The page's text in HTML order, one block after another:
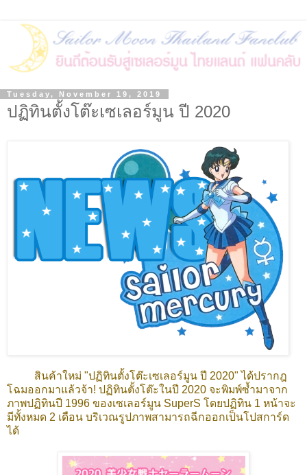
Tuesday, November 19, 2019
ปฏิทินตั้งโต๊ะเซเลอร์มูน ปี 2020
สินค้าใหม่ "ปฏิทินตั้งโต๊ะเซเลอร์มูน ปี 2020" ได้ปรากฎ
โฉมออกมาแล้วจ้า! ปฏิทินตั้งโต๊ะในปี 2020 จะพิมพ์ซ้ำมาจาก
ภาพปฏิทินปี 1996 ของเซเลอร์มูน SuperS โดยปฏิทิน 1 หน้าจะ
มีทั้งหมด 2 เดือน บริเวณรูปภาพสามารถฉีกออกเป็นโปสการ์ด
ได้